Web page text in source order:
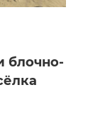
блочно-